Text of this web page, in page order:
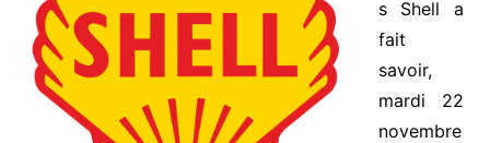
s Shell a
fait
savoir,
mardi 22
novembre